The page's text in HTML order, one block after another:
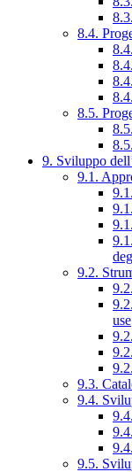
8.4.
8.5.
9. Sviluppo
9.1.
9.2.
use
9.3.
9.4.
9.5.